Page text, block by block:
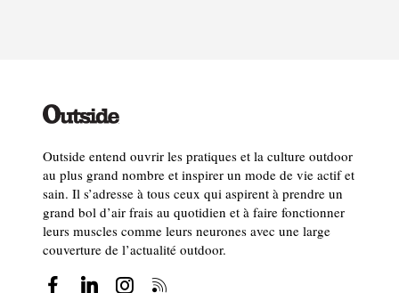
Outside entend ouvrir les pratiques et la culture outdoor
au plus grand nombre et inspirer un mode de vie actif et
sain. Il s’adresse à tous ceux qui aspirent à prendre un
grand bol d’air frais au quotidien et à faire fonctionner
leurs muscles comme leurs neurones avec une large
couverture de l’actualité outdoor.